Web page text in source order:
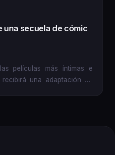
secuela de cómic
películas más íntimas e
una adaptación en